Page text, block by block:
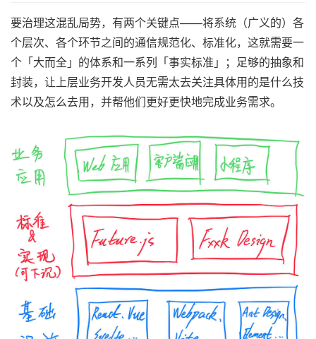
要治理这混乱局势，有两个关键点——将系统（广义的）各
个层次、各个环节之间的通信规范化、标准化，这就需要一
个「大而全」的体系和一系列「事实标准」；足够的抽象和
封装，让上层业务开发人员无需太去关注具体用的是什么技
术以及怎么去用，并帮他们更好更快地完成业务需求。